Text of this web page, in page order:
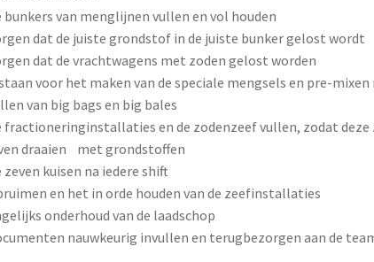
bunkers van menglijnen vullen en vol houden
dat de juiste grondstof in de juiste bunker gelost wordt
dat de vrachtwagens met zoden gelost worden
voor het maken van de speciale mengsels en pre-
van big bags en big bales
fractioneringinstallaties en de zodenzeef vullen, zodat deze
draaien met grondstoffen
zeven kuisen na iedere shift
en het in orde houden van de zeefinstallaties
onderhoud van de laadschop
nauwkeurig invullen en terugbezorgen aan de